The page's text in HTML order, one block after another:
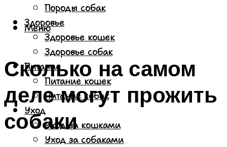
Породы собак
Здоровье
Здоровье кошек
Здоровье собак
Питание
Питание кошек
Питание собак
Уход
Уход за кошками
Уход за собаками
Меню
Сколько на самом
деле могут прожить
собаки